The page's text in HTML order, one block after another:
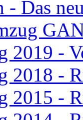
- Das
2019 -
2018 -
2015 -